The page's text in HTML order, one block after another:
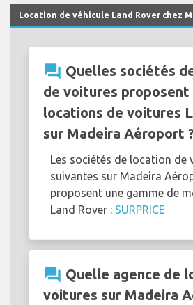
Location de véhicule Land Rover chez
question_answer Quelles sociétés
de voitures proposent
locations de voitures
sur Madeira Aéroport ?
Les sociétés de location de
suivantes sur Madeira
proposent une gamme de
Land Rover : SURPRICE
question_answer Quelle agence de
voitures sur Madeira